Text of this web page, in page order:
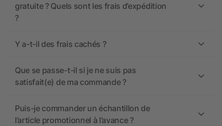
gratuite ? Quels sont les frais d’expédition
?
Y a-t-il des frais cachés ?
Que se passe-t-il si je ne suis pas
satisfait(e) de ma commande ?
Puis-je commander un échantillon de
l’article promotionnel à l’avance ?